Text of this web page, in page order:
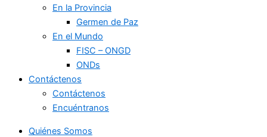
En la Provincia
Germen de Paz
En el Mundo
FISC – ONGD
ONDs
Contáctenos
Contáctenos
Encuéntranos
Quiénes Somos